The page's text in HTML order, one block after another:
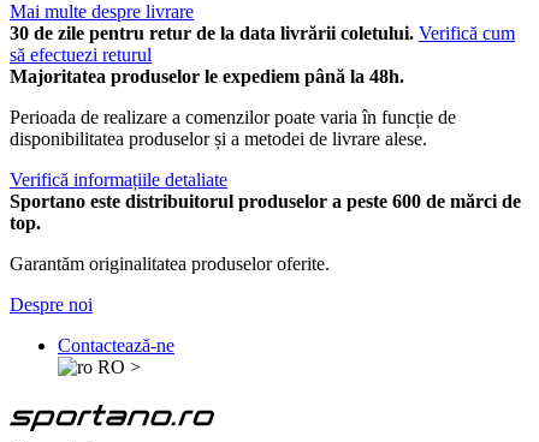
Mai multe despre livrare
30 de zile pentru retur de la data livrării coletului. Verifică cum
să efectuezi returul
Majoritatea produselor le expediem până la 48h.
Perioada de realizare a comenzilor poate varia în funcție de
disponibilitatea produselor și a metodei de livrare alese.
Verifică informațiile detaliate
Sportano este distribuitorul produselor a peste 600 de mărci de
top.
Garantăm originalitatea produselor oferite.
Despre noi
Contactează-ne
RO >